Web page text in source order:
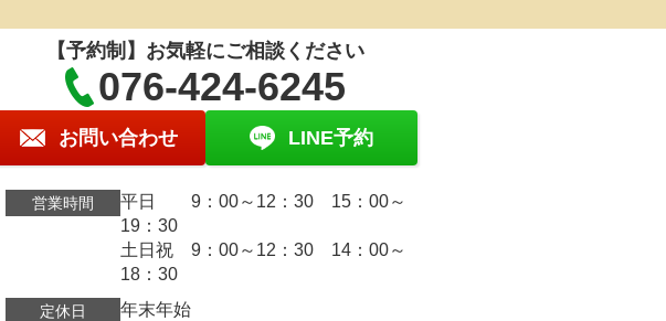
【予約制】お気軽にご相談ください
076-424-6245
お問い合わせ LINE予約
営業時間
平日 9：00～12：30 15：00～
19：30
土日祝 9：00～12：30 14：00～
18：30
定休日 年末年始